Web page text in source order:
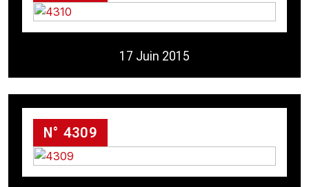
17 Juin 2015
N° 4309